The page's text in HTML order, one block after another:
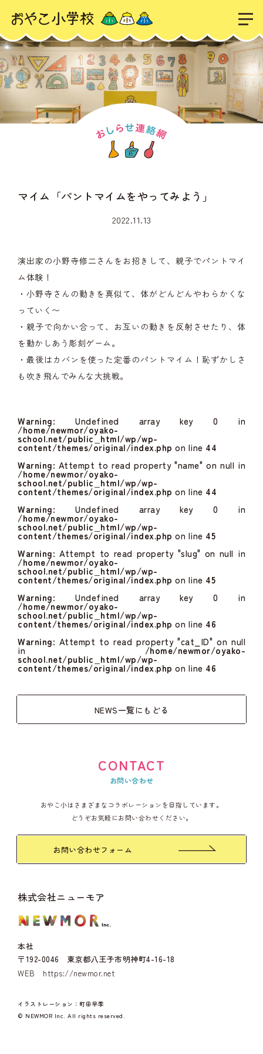
マイム「パントマイムをやってみよう」
2022.11.13
演出家の小野寺修二さんをお招きして、親子でパントマイ
ム体験！
・小野寺さんの動きを真似て、体がどんどんやわらかくな
っていく〜
・親子で向かい合って、お互いの動きを反射させたり、体
を動かしあう彫刻ゲーム。
・最後はカバンを使った定番のパントマイム！恥ずかしさ
も吹き飛んでみんな大挑戦。
Warning: Undefined array key 0 in
/home/newmor/oyako-
school.net/public_html/wp/wp-
content/themes/original/index.php on line 44
Warning: Attempt to read property "name" on null in
/home/newmor/oyako-
school.net/public_html/wp/wp-
content/themes/original/index.php on line 44
Warning: Undefined array key 0 in
/home/newmor/oyako-
school.net/public_html/wp/wp-
content/themes/original/index.php on line 45
Warning: Attempt to read property "slug" on null in
/home/newmor/oyako-
school.net/public_html/wp/wp-
content/themes/original/index.php on line 45
Warning: Undefined array key 0 in
/home/newmor/oyako-
school.net/public_html/wp/wp-
content/themes/original/index.php on line 46
Warning: Attempt to read property "cat_ID" on null
in /home/newmor/oyako-
school.net/public_html/wp/wp-
content/themes/original/index.php on line 46
NEWS一覧にもどる
CONTACT
お問い合わせ
おやこ小はさまざまなコラボレーションを目指しています。
どうぞお気軽にお問い合わせください。
お問い合わせフォーム
株式会社ニューモア
本社
〒192-0046 東京都八王子市明神町4-16-18
WEB https://newmor.net
イラストレーション：町田早季
© NEWMOR Inc. All rights reserved.